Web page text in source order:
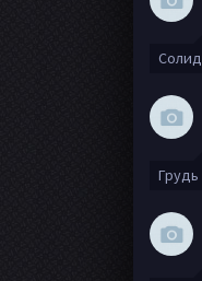
Грудь